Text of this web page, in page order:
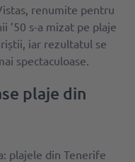
renumite pentru
’50 s-a mizat pe plaje
iar rezultatul se
spectaculoase.
plaje din
plajele din Tenerife